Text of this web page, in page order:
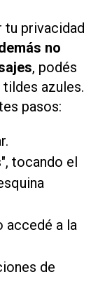
tu privacidad
no
, podés
azules.
pasos:
tocando el
accedé a la
de